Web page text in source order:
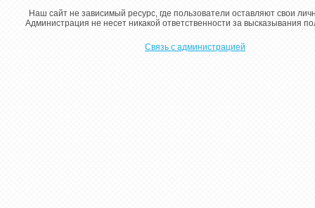
Наш сайт не зависимый ресурс, где пользователи оставляют свои
Администрация не несет никакой ответственности за высказывания
Связь с администрацией